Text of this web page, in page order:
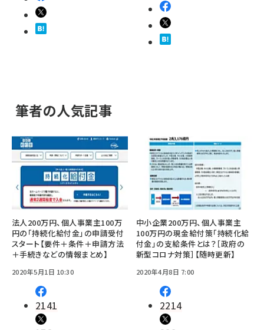
筆者の人気記事
法人200万円、個人事業主100万
円の「持続化給付金」の申請受付
スタート【要件＋条件＋申請方法
＋手続きなどの情報まとめ】
2020年5月1日 10:30
2141
中小企業200万円、個人事業主
100万円の現金給付策「持続化給
付金」の支給条件とは？［政府の
新型コロナ対策］【随時更新】
2020年4月8日 7:00
2214